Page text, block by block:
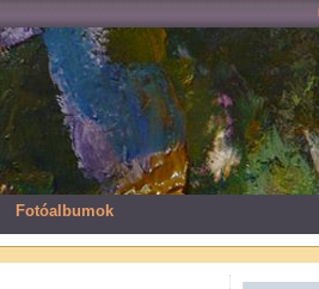
Fotóalbumok